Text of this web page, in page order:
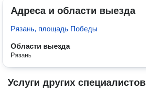
Адреса и области выезда
Рязань, площадь Победы
Области выезда
Рязань
Услуги других специалистов